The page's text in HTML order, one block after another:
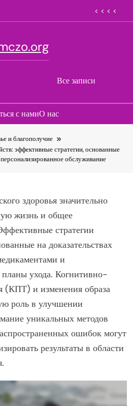
< < < <
Все записи
с намиО нас
и благополучие
эффективные стратегии, основанные
обслуживание
здоровья значительно
жизнь и общее
стратегии
на доказательствах
и
ухода. Когнитивно-
(КПТ) и изменения образа
роль в улучшении
уникальных методов
ошибок могут
результаты в области